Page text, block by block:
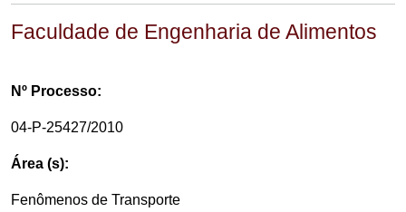
Faculdade de Engenharia de Alimentos
Nº Processo:
04-P-25427/2010
Área (s):
Fenômenos de Transporte